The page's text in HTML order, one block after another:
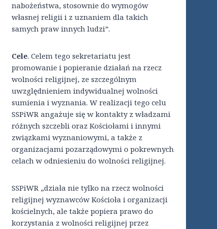
nabożeństwa, stosownie do wymogów
własnej religii i z uznaniem dla takich
samych praw innych ludzi”.
Cele. Celem tego sekretariatu jest
promowanie i popieranie działań na rzecz
wolności religijnej, ze szczególnym
uwzględnieniem indywidualnej wolności
sumienia i wyznania. W realizacji tego celu
SSPiWR angażuje się w kontakty z władzami
różnych szczebli oraz Kościołami i innymi
związkami wyznaniowymi, a także z
organizacjami pozarządowymi o pokrewnych
celach w odniesieniu do wolności religijnej.
SSPiWR „działa nie tylko na rzecz wolności
religijnej wyznawców Kościoła i organizacji
kościelnych, ale także popiera prawo do
korzystania z wolności religijnej przez